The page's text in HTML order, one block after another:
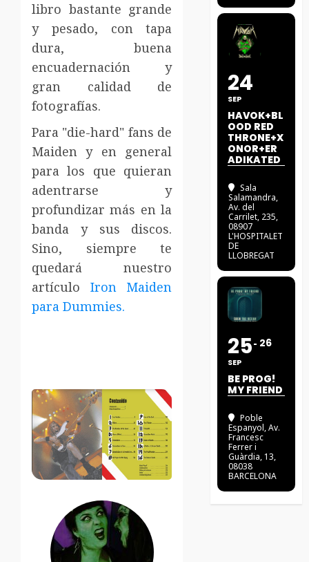
libro bastante grande
y pesado, con tapa
dura, buena
encuadernación y
gran calidad de
fotografías.
Para "die-hard" fans de
Maiden y en general
para los que quieran
adentrarse y
profundizar más en la
banda y sus discos.
Sino, siempre te
quedará nuestro
artículo Iron Maiden
para Dummies.
24
SEP
HAVOK+BL
OOD RED
THRONE+X
ONOR+ER
ADIKATED
Sala
Salamandra,
Av. del
Carrilet, 235,
08907
L'HOSPITALET
DE
LLOBREGAT
25
SEP
26
BE PROG!
MY FRIEND
Poble
Espanyol, Av.
Francesc
Ferrer i
Guàrdia, 13,
08038
BARCELONA